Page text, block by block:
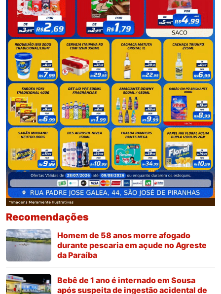
Recomendações
Homem de 58 anos morre afogado
durante pescaria em açude no Agreste
da Paraíba
Bebê de 1 ano é internado em Sousa
após suspeita de ingestão acidental de